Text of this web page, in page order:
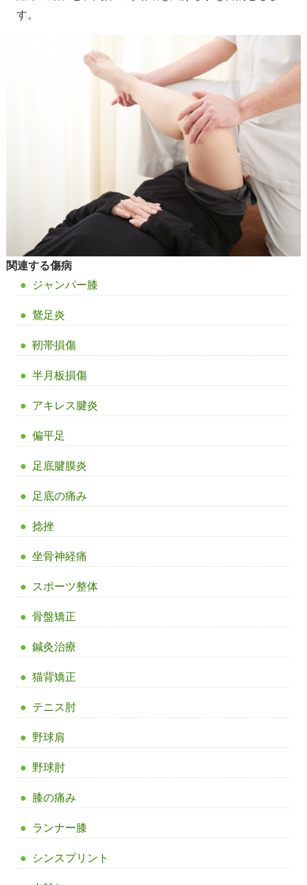
す。
関連する傷病
ジャンパー膝
鵞足炎
靭帯損傷
半月板損傷
アキレス腱炎
偏平足
足底腱膜炎
足底の痛み
捻挫
坐骨神経痛
スポーツ整体
骨盤矯正
鍼灸治療
猫背矯正
テニス肘
野球肩
野球肘
膝の痛み
ランナー膝
シンスプリント